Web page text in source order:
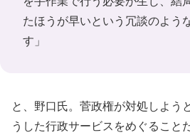
たほうが早いという冗談のよう
す」
と、野口氏。菅政権が対処しよう
うした行政サービスをめぐることだ